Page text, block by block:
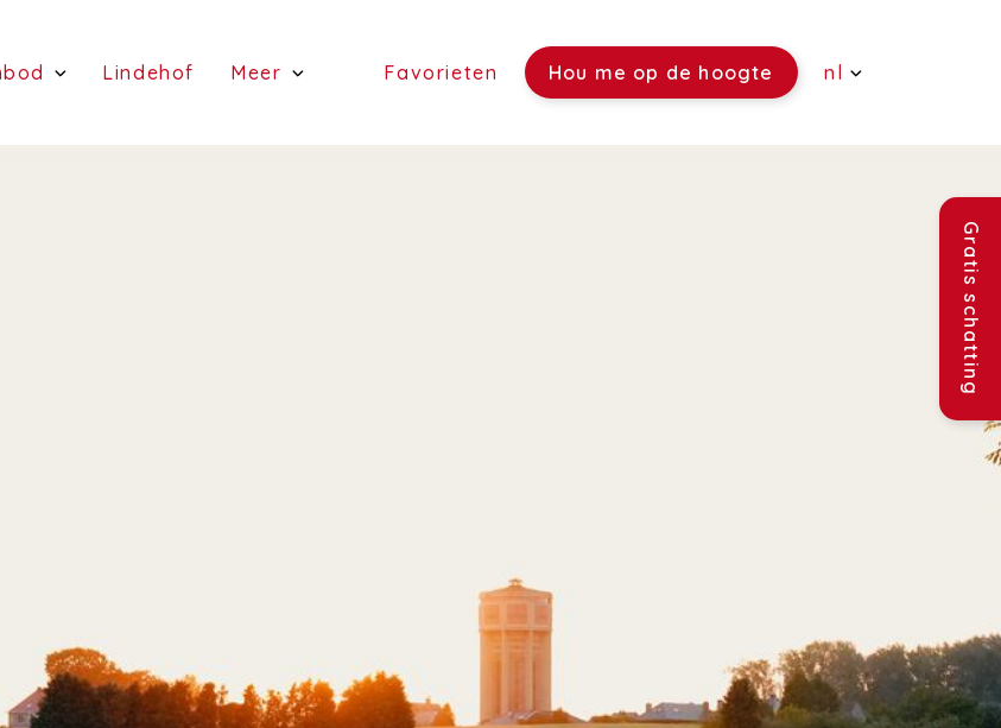
(Aanbod)Lindehof (Lindehof)
Meer Favorieten Hou me op de hoogte nl
Gratis schatting